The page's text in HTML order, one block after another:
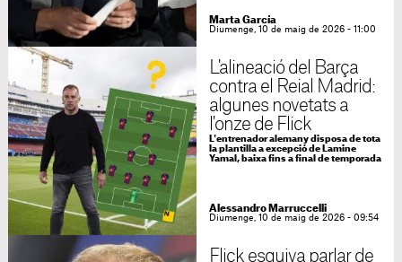
Marta García
Diumenge, 10 de maig de 2026 - 11:00
L'alineació del Barça
contra el Reial Madrid:
algunes novetats a
l'onze de Flick
L'entrenador alemany disposa de tota
la plantilla a excepció de Lamine
Yamal, baixa fins a final de temporada
Alessandro Marruccelli
Diumenge, 10 de maig de 2026 - 09:54
Flick esquiva parlar de